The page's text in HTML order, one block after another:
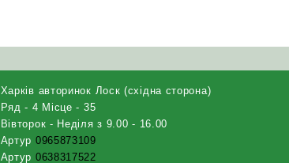
Харків авторинок Лоск (східна сторона)
Ряд - 4 Місце - 35
Вівторок - Неділя з 9.00 - 16.00
Артур 0965873109
Артур 0638317522